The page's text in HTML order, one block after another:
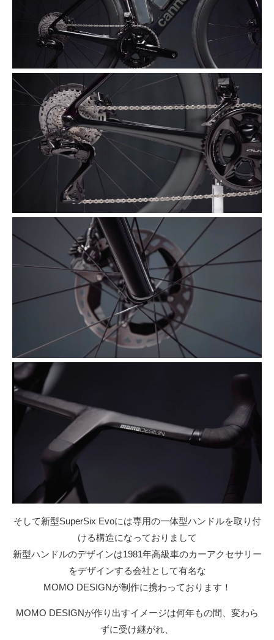
そして新型SuperSix Evoには専用の一体型ハンドルを取り付
ける構造になっておりまして
新型ハンドルのデザインは1981年高級車のカーアクセサリー
をデザインする会社として有名な
MOMO DESIGNが制作に携わっております！
MOMO DESIGNが作り出すイメージは何年もの間、変わら
ずに受け継がれ、